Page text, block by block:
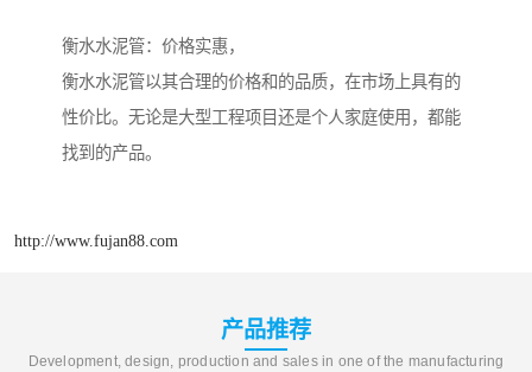
衡水水泥管：价格实惠，
衡水水泥管以其合理的价格和的品质，在市场上具有的
性价比。无论是大型工程项目还是个人家庭使用，都能
找到的产品。
http://www.fujan88.com
产品推荐
Development, design, production and sales in one of the manufacturing